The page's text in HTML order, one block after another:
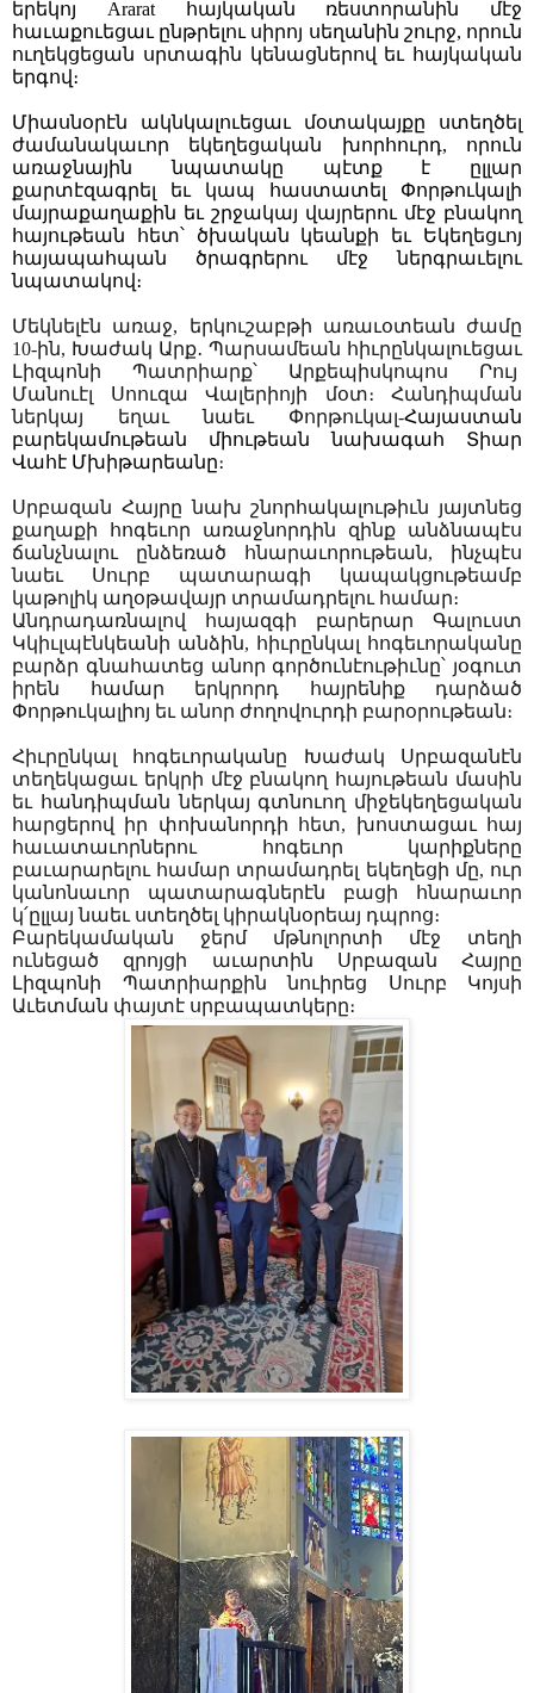
երեկոյ Ararat հայկական ռեստորանին մէջ
հաւաքուեցաւ ընթրելու սիրոյ սեղանին շուրջ, որուն
ուղեկցեցան սրտագին կենացներով եւ հայկական
երգով։
Միասնօրէն ակնկալուեցաւ մօտակայքը ստեղծել
ժամանակաւոր եկեղեցական խորհուրդ, որուն
առաջնային նպատակը պէտք է ըլլար
քարտէզագրել եւ կապ հաստատել Փորթուկալի
մայրաքաղաքին եւ շրջակայ վայրերու մէջ բնակող
հայութեան հետ՝ ծխական կեանքի եւ Եկեղեցւոյ
հայապահպան ծրագրերու մէջ ներգրաւելու
նպատակով։
Մեկնելէն առաջ, երկուշաբթի առաւօտեան ժամը
10-ին, Խաժակ Արք․ Պարսամեան հիւրընկալուեցաւ
Լիզպոնի Պատրիարք՝ Արքեպիսկոպոս Րույ
Մանուէլ Սոուզա Վալերիոյի մօտ։ Հանդիպման
ներկայ եղաւ նաեւ Փորթուկալ-Հայաստան
բարեկամութեան միութեան նախագահ Տիար
Վահէ Մխիթարեանը։
Սրբազան Հայրը նախ շնորհակալութիւն յայտնեց
քաղաքի հոգեւոր առաջնորդին զինք անձնապէս
ճանչնալու ընձեռած հնարաւորութեան, ինչպէս
նաեւ Սուրբ պատարագի կապակցութեամբ
կաթոլիկ աղօթավայր տրամադրելու համար։
Անդրադառնալով հայազգի բարերար Գալուստ
Կկիւլպէնկեանի անձին, հիւրընկալ հոգեւորականը
բարձր գնահատեց անոր գործունէութիւնը՝ յօգուտ
իրեն համար երկրորդ հայրենիք դարձած
Փորթուկալիոյ եւ անոր ժողովուրդի բարօրութեան։
Հիւրընկալ հոգեւորականը Խաժակ Սրբազանէն
տեղեկացաւ երկրի մէջ բնակող հայութեան մասին
եւ հանդիպման ներկայ գտնուող միջեկեղեցական
հարցերով իր փոխանորդի հետ, խոստացաւ հայ
հաւատաւորներու հոգեւոր կարիքները
բաւարարելու համար տրամադրել եկեղեցի մը, ուր
կանոնաւոր պատարագներէն բացի հնարաւոր
կ՛ըլլայ նաեւ ստեղծել կիրակնօրեայ դպրոց։
Բարեկամական ջերմ մթնոլորտի մէջ տեղի
ունեցած զրոյցի աւարտին Սրբազան Հայրը
Լիզպոնի Պատրիարքին նուիրեց Սուրբ Կոյսի
Աւետման փայտէ սրբապատկերը։